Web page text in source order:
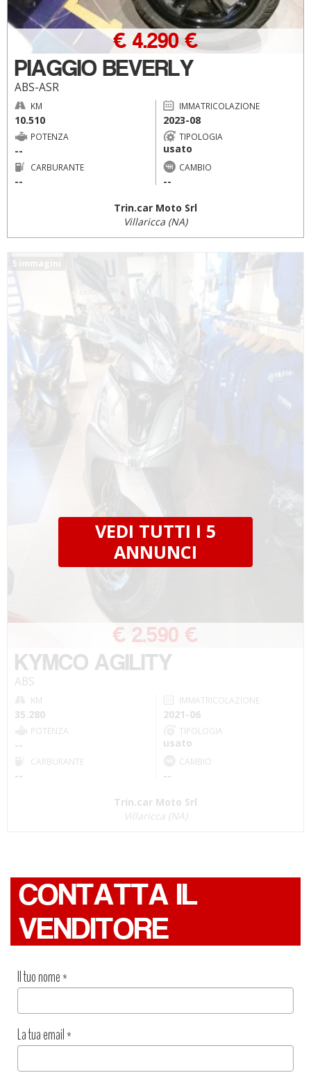
PIAGGIO BEVERLY
ABS-ASR
€ 4.290 €
KM
10.510
IMMATRICOLAZIONE
2023-08
POTENZA
--
TIPOLOGIA
usato
CARBURANTE
--
CAMBIO
--
Trin.car Moto Srl
Villaricca (NA)
5 immagini
KYMCO AGILITY
ABS
€ 2.590 €
KM
35.280
IMMATRICOLAZIONE
2021-06
POTENZA
--
TIPOLOGIA
usato
CARBURANTE
--
CAMBIO
--
Trin.car Moto Srl
Villaricca (NA)
VEDI TUTTI I 5
ANNUNCI
CONTATTA IL
VENDITORE
Il tuo nome*
La tua email*